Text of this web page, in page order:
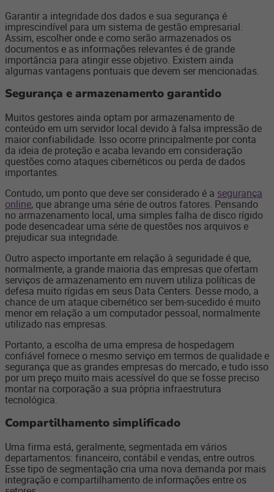
Garantir a integridade dos dados e sua segurança é
imprescindível para um sistema de gestão empresarial.
Assim, escolher onde e como serão armazenados os
documentos e as informações relevantes é de grande
importância para atingir esse objetivo. Existem ainda
algumas vantagens pontuais que devem ser mencionadas.
Segurança e armazenamento garantido
Muitos gestores ainda optam por armazenamento de
conteúdo em um servidor local devido à falsa impressão de
maior confiabilidade. Isso ocorre principalmente por conta
da ideia de proteção e acaba levando em consideração
questões como ataques cibernéticos ou perda de dados
importantes.
Contudo, um ponto que deve ser considerado é a segurança
online, que abrange uma série de outros fatores. Pensando
no armazenamento local, uma simples falha de disco rígido
pode desencadear uma série de questões nos arquivos e
prejudicar sua integridade.
Outro aspecto importante em relação à seguridade é que,
normalmente, a grande maioria das empresas que ofertam
serviços de armazenamento em nuvem utiliza políticas de
defesa muito rígidas em seus Data Centers. Desse modo, a
chance de um ataque cibernético ser bem-sucedido é muito
menor em relação a um computador pessoal, normalmente
utilizado nas empresas.
Portanto, a escolha de uma empresa de hospedagem
confiável fornece o mesmo serviço em termos de qualidade e
segurança que as grandes empresas do mercado, e tudo isso
por um preço muito mais acessível do que se fosse preciso
montar na corporação a sua própria infraestrutura
tecnológica.
Compartilhamento simplificado
Uma firma está, geralmente, segmentada em vários
departamentos: financeiro, contábil e vendas, entre outros.
Esse tipo de segmentação cria uma nova demanda por mais
integração e compartilhamento de informações entre os